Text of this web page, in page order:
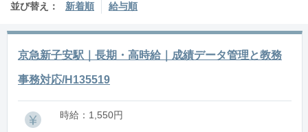
並び替え： 新着順 給与順
京急新子安駅｜長期・高時給｜成績データ管理と教務
事務対応/H135519
時給：1,550円